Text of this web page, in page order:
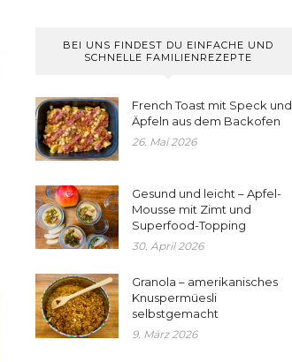
BEI UNS FINDEST DU EINFACHE UND
SCHNELLE FAMILIENREZEPTE
French Toast mit Speck und
Äpfeln aus dem Backofen
26. Mai 2026
Gesund und leicht – Apfel-
Mousse mit Zimt und
Superfood-Topping
30. April 2026
Granola – amerikanisches
Knuspermüesli
selbstgemacht
9. März 2026